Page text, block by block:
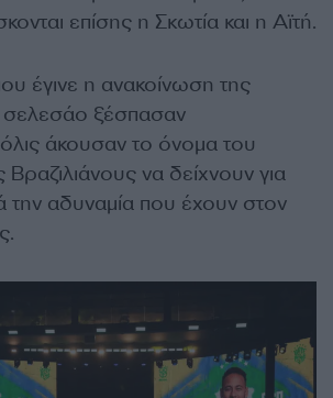
επίσης η Σκωτία και η Αϊτή.
έγινε η ανακοίνωση της
ξέσπασαν
άκουσαν το όνομα του
να δείχνουν για
την αδυναμία που έχουν στον